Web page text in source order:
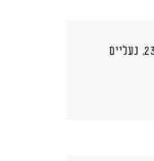
, נעליים